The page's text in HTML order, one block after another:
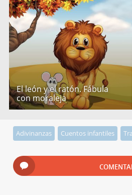
El león y el ratón. Fábula
con moraleja
Adivinanzas Cuentos infantiles